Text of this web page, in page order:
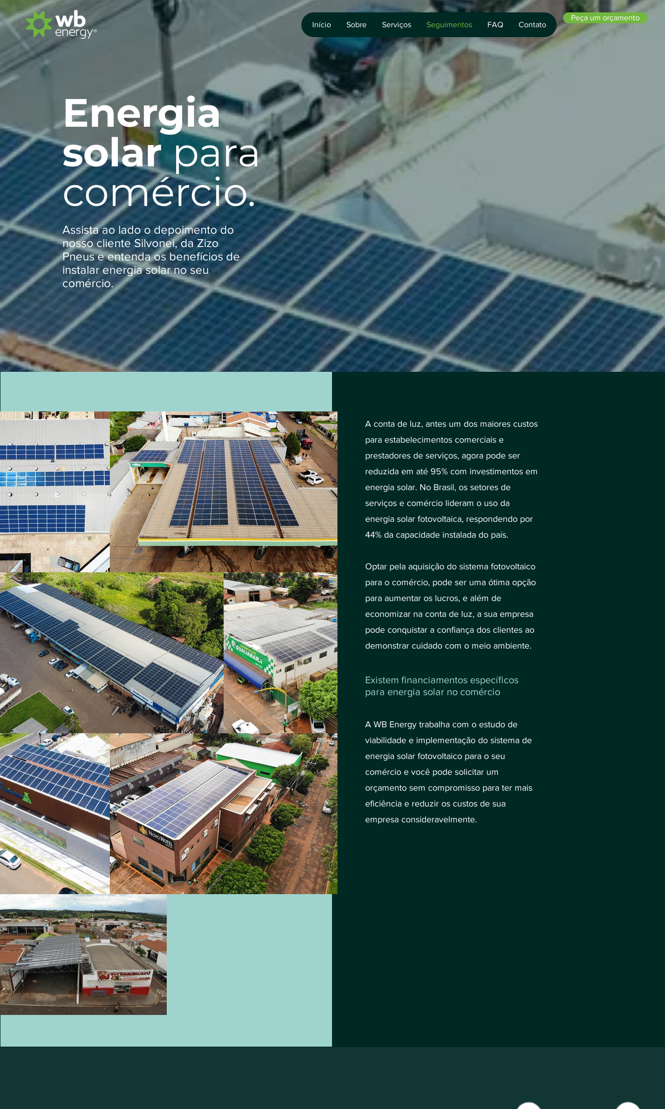
Início Sobre Serviços Seguimentos FAQ Contato
Peça um orçamento
Energia
solarpara
comércio.
Assista ao lado o depoimento do
nosso cliente Silvonei, da Zizo
Pneus e entenda os benefícios de
instalar energia solar no seu
comércio.
A conta de luz, antes um dos maiores custos
para estabelecimentos comerciais e
prestadores de serviços, agora pode ser
reduzida em até 95% com investimentos em
energia solar. No Brasil, os setores de
serviços e comércio lideram o uso da
energia solar fotovoltaica, respondendo por
44% da capacidade instalada do país.
Optar pela aquisição do sistema fotovoltaico
para o comércio, pode ser uma ótima opção
para aumentar os lucros, e além de
economizar na conta de luz, a sua empresa
pode conquistar a confiança dos clientes ao
demonstrar cuidado com o meio ambiente.
Existem financiamentos específicos
para energia solar no comércio
A WB Energy trabalha com o estudo de
viabilidade e implementação do sistema de
energia solar fotovoltaico para o seu
comércio e você pode solicitar um
orçamento sem compromisso para ter mais
eficiência e reduzir os custos de sua
empresa consideravelmente.